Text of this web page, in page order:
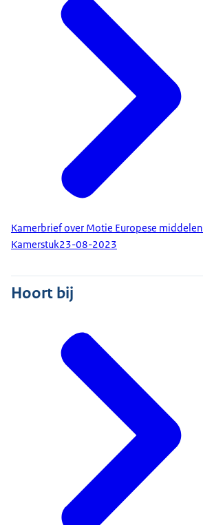
Kamerbrief over Motie Europese middelen
Kamerstuk23-08-2023
Hoort bij